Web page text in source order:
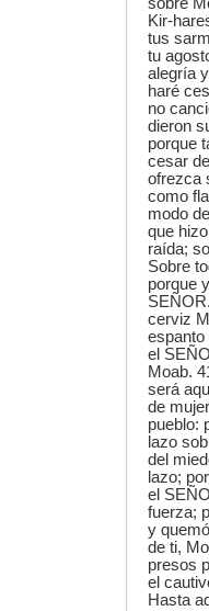
sobre
Kir-
tus
tu
alegría
haré
no
dieron
porque
cesar
ofrezca
como
modo
que
raída;
Sobre
porque
cerviz
espanto
el
Moab.
será
de
pueblo:
lazo
del
lazo;
el
fuerza;
y
de ti,
presos
el
Hasta